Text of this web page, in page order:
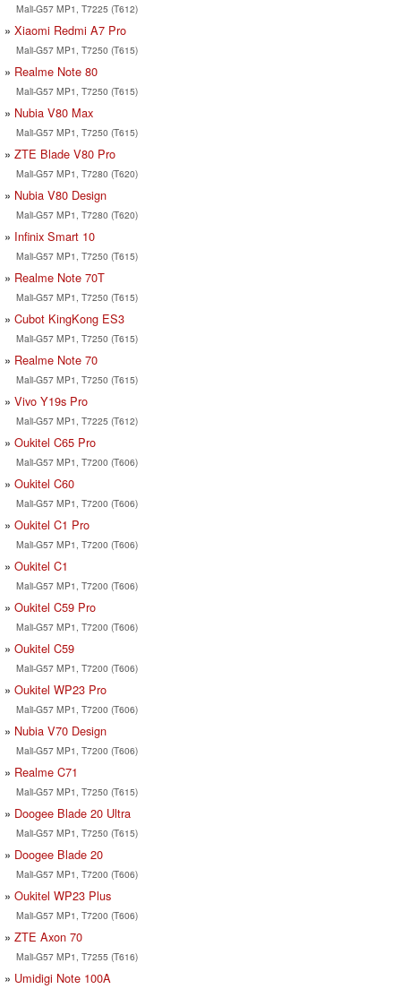
Mali-G57 MP1, T7225 (T612)
Xiaomi Redmi A7 Pro
Mali-G57 MP1, T7250 (T615)
Realme Note 80
Mali-G57 MP1, T7250 (T615)
Nubia V80 Max
Mali-G57 MP1, T7250 (T615)
ZTE Blade V80 Pro
Mali-G57 MP1, T7280 (T620)
Nubia V80 Design
Mali-G57 MP1, T7280 (T620)
Infinix Smart 10
Mali-G57 MP1, T7250 (T615)
Realme Note 70T
Mali-G57 MP1, T7250 (T615)
Cubot KingKong ES3
Mali-G57 MP1, T7250 (T615)
Realme Note 70
Mali-G57 MP1, T7250 (T615)
Vivo Y19s Pro
Mali-G57 MP1, T7225 (T612)
Oukitel C65 Pro
Mali-G57 MP1, T7200 (T606)
Oukitel C60
Mali-G57 MP1, T7200 (T606)
Oukitel C1 Pro
Mali-G57 MP1, T7200 (T606)
Oukitel C1
Mali-G57 MP1, T7200 (T606)
Oukitel C59 Pro
Mali-G57 MP1, T7200 (T606)
Oukitel C59
Mali-G57 MP1, T7200 (T606)
Oukitel WP23 Pro
Mali-G57 MP1, T7200 (T606)
Nubia V70 Design
Mali-G57 MP1, T7200 (T606)
Realme C71
Mali-G57 MP1, T7250 (T615)
Doogee Blade 20 Ultra
Mali-G57 MP1, T7250 (T615)
Doogee Blade 20
Mali-G57 MP1, T7200 (T606)
Oukitel WP23 Plus
Mali-G57 MP1, T7200 (T606)
ZTE Axon 70
Mali-G57 MP1, T7255 (T616)
Umidigi Note 100A